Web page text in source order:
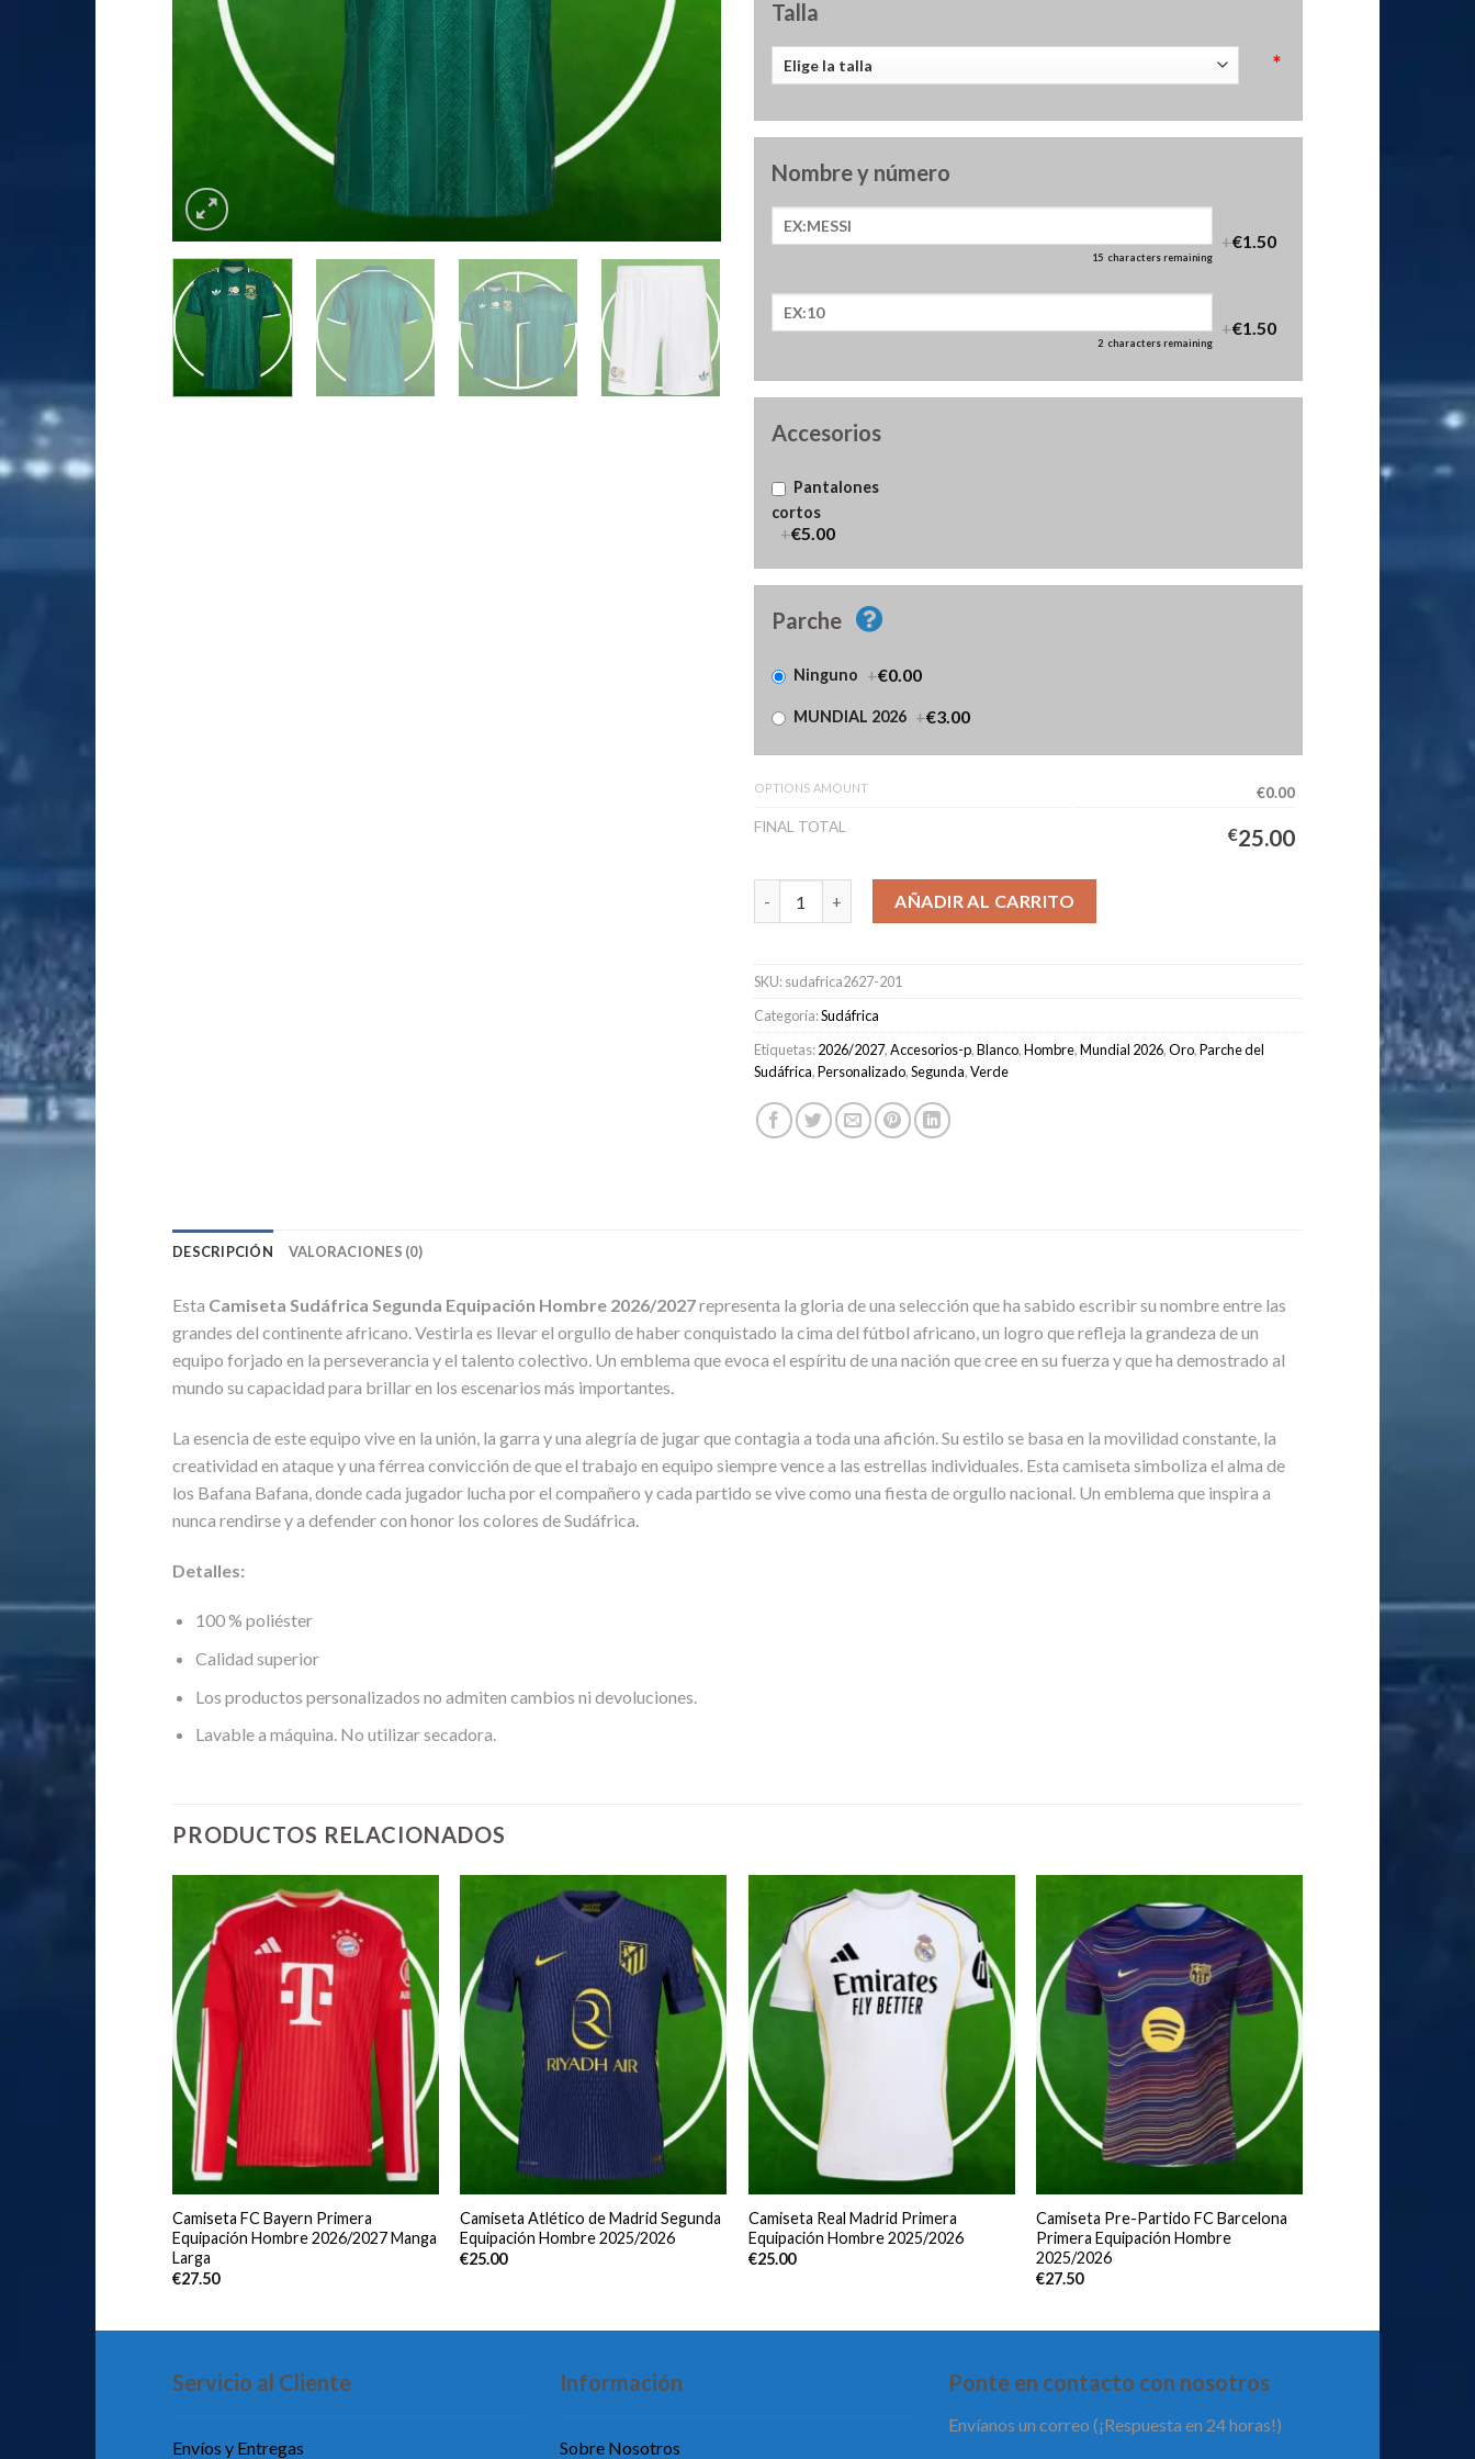
Talla
*
Nombre y número
15 characters remaining
+€1.50
2 characters remaining
+€1.50
Accesorios
Pantalones
cortos
+€5.00
Parche
Ninguno +€0.00
MUNDIAL 2026 +€3.00
OPTIONS AMOUNT
€0.00
FINAL TOTAL
€25.00
Camiseta Sudáfrica Segunda Equipación Hombre 2026/2027 cantidad
AÑADIR AL CARRITO
SKU:sudafrica2627-201
Categoría:Sudáfrica
Etiquetas:2026/2027,Accesorios-p,Blanco,Hombre,Mundial 2026,Oro,Parche del
Sudáfrica,Personalizado,Segunda,Verde
DESCRIPCIÓN VALORACIONES (0)
Esta Camiseta Sudáfrica Segunda Equipación Hombre 2026/2027representa la gloria de una selección que ha sabido escribir su nombre entre las
grandes del continente africano. Vestirla es llevar el orgullo de haber conquistado la cima del fútbol africano, un logro que refleja la grandeza de un
equipo forjado en la perseverancia y el talento colectivo. Un emblema que evoca el espíritu de una nación que cree en su fuerza y que ha demostrado al
mundo su capacidad para brillar en los escenarios más importantes.
La esencia de este equipo vive en la unión, la garra y una alegría de jugar que contagia a toda una afición. Su estilo se basa en la movilidad constante, la
creatividad en ataque y una férrea convicción de que el trabajo en equipo siempre vence a las estrellas individuales. Esta camiseta simboliza el alma de
los Bafana Bafana, donde cada jugador lucha por el compañero y cada partido se vive como una fiesta de orgullo nacional. Un emblema que inspira a
nunca rendirse y a defender con honor los colores de Sudáfrica.
Detalles:
100 % poliéster
Calidad superior
Los productos personalizados no admiten cambios ni devoluciones.
Lavable a máquina. No utilizar secadora.
PRODUCTOS RELACIONADOS
Camiseta FC Bayern Primera
Equipación Hombre 2026/2027 Manga
Larga
€27.50
Camiseta Atlético de Madrid Segunda
Equipación Hombre 2025/2026
€25.00
Camiseta Real Madrid Primera
Equipación Hombre 2025/2026
€25.00
Camiseta Pre-Partido FC Barcelona
Primera Equipación Hombre
2025/2026
€27.50
Servicio al Cliente
Envíos y Entregas
Información
Sobre Nosotros
Ponte en contacto con nosotros
Envíanos un correo (¡Respuesta en 24 horas!)